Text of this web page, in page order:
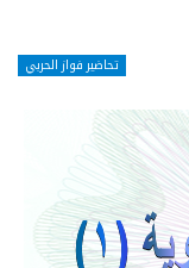
تحاضير فواز الحربي